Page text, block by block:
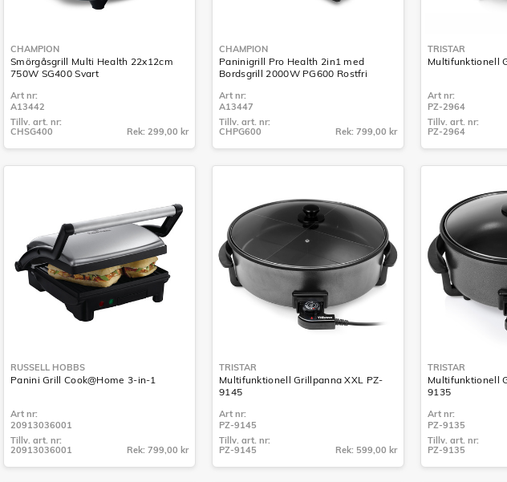
CHAMPION
Smörgåsgrill Multi Health 22x12cm
750W SG400 Svart
Art nr:
A13442
CHSG400
Tillv. art. nr:
CHSG400
Rek: 299,00 kr
CHAMPION
Paninigrill Pro Health 2in1 med
Bordsgrill 2000W PG600 Rostfri
Art nr:
A13447
CHPG600
Tillv. art. nr:
CHPG600
Rek: 799,00 kr
TRISTAR
Multifunktionell
Art nr:
PZ-2964
PZ-2964
Tillv. art. nr:
PZ-2964
RUSSELL HOBBS
Panini Grill Cook@Home 3-in-1
Art nr:
20913036001
20913036001
Tillv. art. nr:
20913036001
Rek: 799,00 kr
TRISTAR
Multifunktionell Grillpanna XXL PZ-
9145
Art nr:
PZ-9145
PZ-9145
Tillv. art. nr:
PZ-9145
Rek: 599,00 kr
TRISTAR
Multifunktionell
9135
Art nr:
PZ-9135
PZ-9135
Tillv. art. nr:
PZ-9135